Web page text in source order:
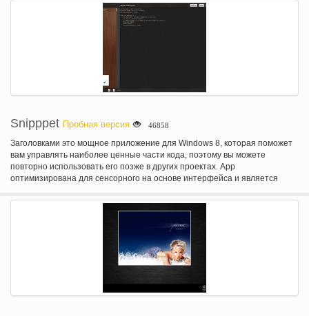
Snipppet Пробная версия 46858
Заголовками это мощное приложение для Windows 8, которая поможет
вам управлять наиболее ценные части кода, поэтому вы можете
повторно использовать его позже в других проектах. App
оптимизирована для сенсорного на основе интерфейса и является